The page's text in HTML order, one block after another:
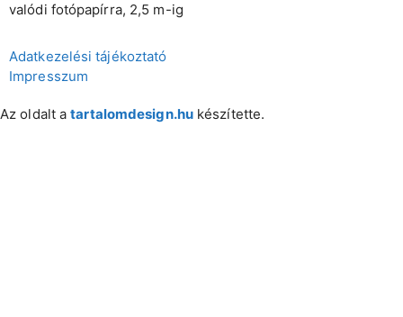
valódi fotópapírra, 2,5 m-ig
Adatkezelési tájékoztató
Impresszum
Az oldalt atartalomdesign.hukészítette.